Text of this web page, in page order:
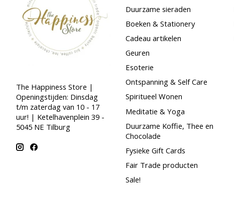
The Happiness Store |
Openingstijden: Dinsdag
t/m zaterdag van 10 - 17
uur! | Ketelhavenplein 39 -
5045 NE Tilburg
Duurzame sieraden
Boeken & Stationery
Cadeau artikelen
Geuren
Esoterie
Ontspanning & Self Care
Spiritueel Wonen
Meditatie & Yoga
Duurzame Koffie, Thee en
Chocolade
Fysieke Gift Cards
Fair Trade producten
Sale!